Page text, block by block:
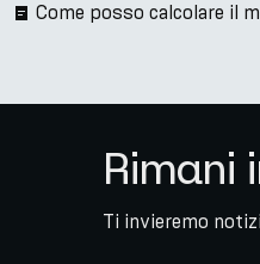
Come posso calcolare il
Rimani
Ti invieremo